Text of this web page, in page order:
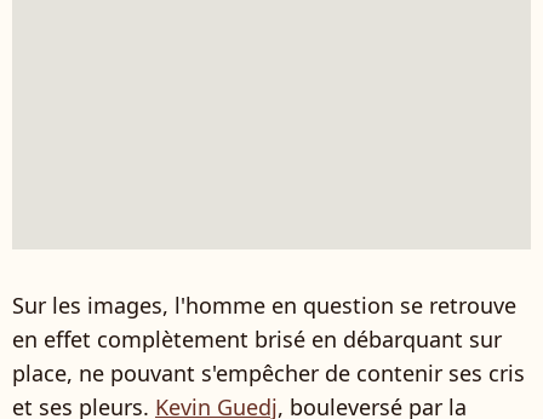
Sur les images, l'homme en question se retrouve
en effet complètement brisé en débarquant sur
place, ne pouvant s'empêcher de contenir ses cris
et ses pleurs. Kevin Guedj, bouleversé par la